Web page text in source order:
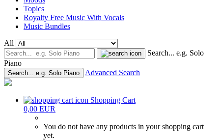
Topics
Royalty Free Music With Vocals
Music Bundles
All
Search... e.g. Solo
Piano
Search... e.g. Solo Piano Advanced Search
Shopping Cart
0,00 EUR
You do not have any products in your shopping cart
yet.